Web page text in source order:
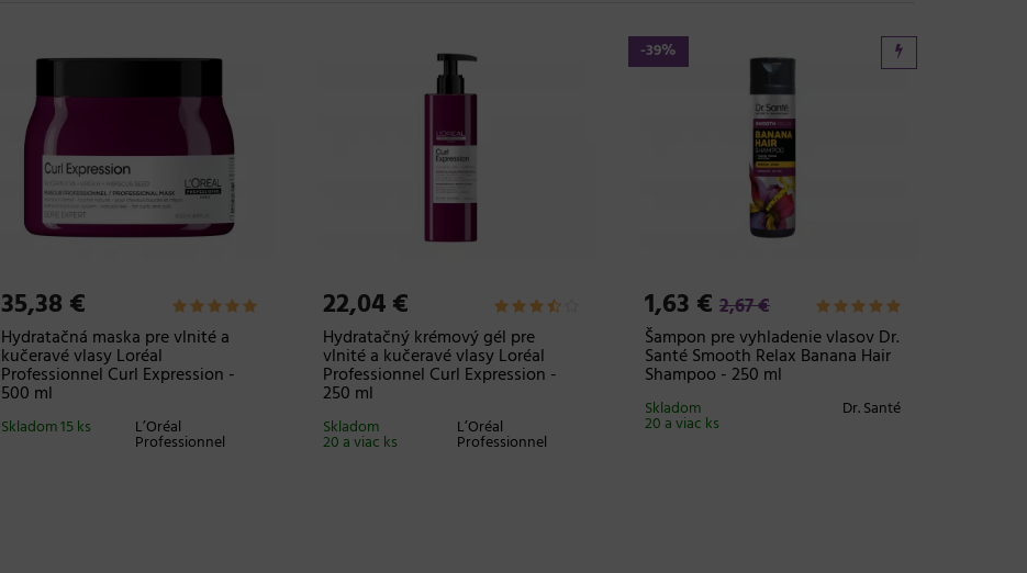
35,38 €
Hydratačná maska pre vlnité a
kučeravé vlasy Loréal
Professionnel Curl Expression -
500 ml
L’Oréal
Professionnel
Skladom 15 ks
22,04 €
Hydratačný krémový gél pre
vlnité a kučeravé vlasy Loréal
Professionnel Curl Expression -
250 ml
L’Oréal
Professionnel
Skladom
20 a viac ks
-39%
1,63 € 2,67 €
Šampon pre vyhladenie vlasov Dr.
Santé Smooth Relax Banana Hair
Shampoo - 250 ml
Dr. Santé
Skladom
20 a viac ks